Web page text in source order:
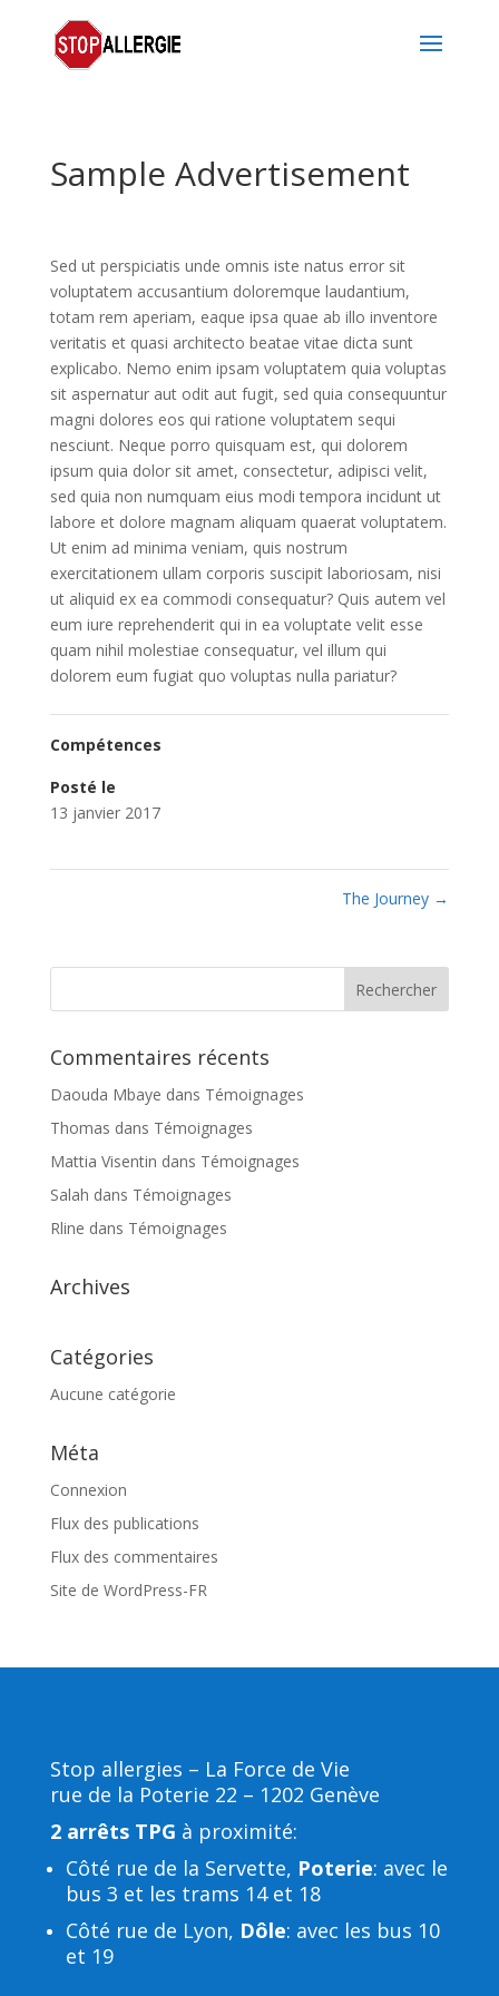
Sample Advertisement
Sed ut perspiciatis unde omnis iste natus error sit
voluptatem accusantium doloremque laudantium,
totam rem aperiam, eaque ipsa quae ab illo inventore
veritatis et quasi architecto beatae vitae dicta sunt
explicabo. Nemo enim ipsam voluptatem quia voluptas
sit aspernatur aut odit aut fugit, sed quia consequuntur
magni dolores eos qui ratione voluptatem sequi
nesciunt. Neque porro quisquam est, qui dolorem
ipsum quia dolor sit amet, consectetur, adipisci velit,
sed quia non numquam eius modi tempora incidunt ut
labore et dolore magnam aliquam quaerat voluptatem.
Ut enim ad minima veniam, quis nostrum
exercitationem ullam corporis suscipit laboriosam, nisi
ut aliquid ex ea commodi consequatur? Quis autem vel
eum iure reprehenderit qui in ea voluptate velit esse
quam nihil molestiae consequatur, vel illum qui
dolorem eum fugiat quo voluptas nulla pariatur?
Compétences
Posté le
13 janvier 2017
The Journey →
Commentaires récents
Daouda Mbaye dans Témoignages
Thomas dans Témoignages
Mattia Visentin dans Témoignages
Salah dans Témoignages
Rline dans Témoignages
Archives
Catégories
Aucune catégorie
Méta
Connexion
Flux des publications
Flux des commentaires
Site de WordPress-FR
Stop allergies – La Force de Vie
rue de la Poterie 22 – 1202 Genève
2 arrêts TPG à proximité:
Côté rue de la Servette, Poterie: avec le
bus 3 et les trams 14 et 18
Côté rue de Lyon, Dôle: avec les bus 10
et 19